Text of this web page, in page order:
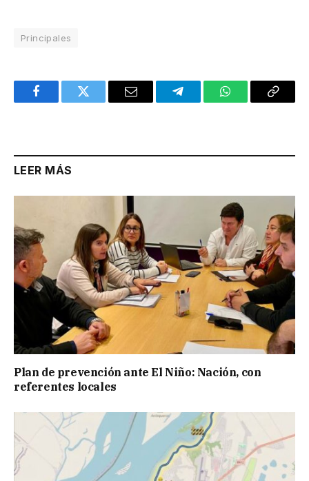
Principales
FacebookTwitter Email TelegramWhatsAppCopy
LEER MÁS
Plan de prevención ante El Niño: Nación, con
referentes locales